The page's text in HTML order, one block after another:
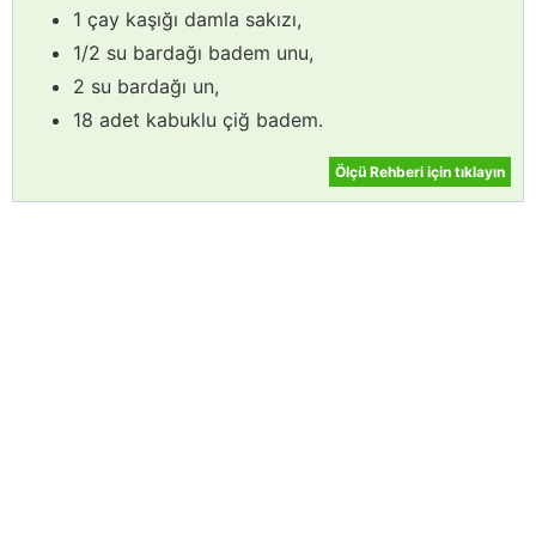
1 çay kaşığı damla sakızı,
1/2 su bardağı badem unu,
2 su bardağı un,
18 adet kabuklu çiğ badem.
Ölçü Rehberi için tıklayın